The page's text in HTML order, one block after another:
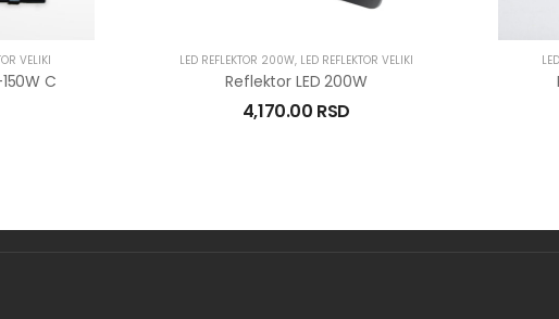
VELIKI
C
LED REFLEKTOR 200W, LED REFLEKTOR VELIKI
Reflektor LED 200W
4,170.00 RSD